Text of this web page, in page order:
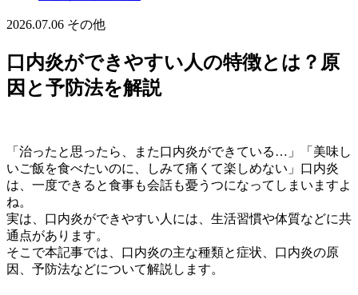
2026.07.06 その他
口内炎ができやすい人の特徴とは？原
因と予防法を解説
「治ったと思ったら、また口内炎ができている…」「美味し
いご飯を食べたいのに、しみて痛くて楽しめない」口内炎
は、一度できると食事も会話も憂うつになってしまいますよ
ね。
実は、口内炎ができやすい人には、生活習慣や体質などに共
通点があります。
そこで本記事では、口内炎の主な種類と症状、口内炎の原
因、予防法などについて解説します。